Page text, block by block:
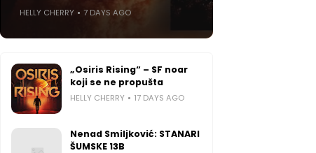
HELLY CHERRY 7 DAYS AGO
„Osiris Rising“ – SF noar
koji se ne propušta
HELLY CHERRY 17 DAYS AGO
Nenad Smiljković: STANARI
ŠUMSKE 13B